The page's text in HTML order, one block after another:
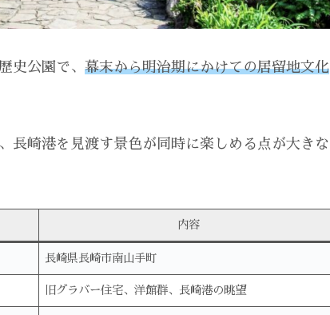
史公園で、 幕末から明治期にかけての居留地文化
長崎港を見渡す景色が同時に楽しめる点が大きな
内容
長崎県長崎市南山手町
旧グラバー住宅、洋館群、長崎港の眺望